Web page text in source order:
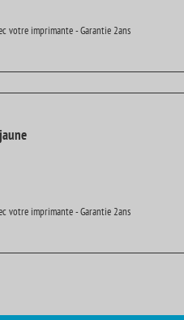
votre imprimante - Garantie 2ans
votre imprimante - Garantie 2ans